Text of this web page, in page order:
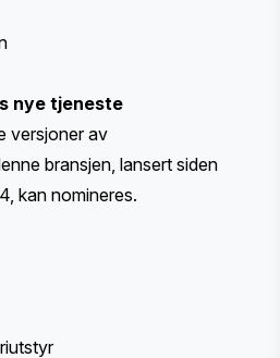
nye tjeneste
versjoner av
bransjen, lansert siden
kan nomineres.